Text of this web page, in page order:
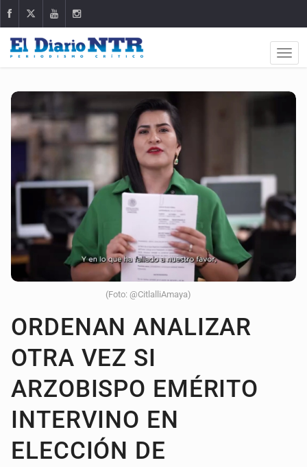
(Foto: @CitlalliAmaya)
ORDENAN ANALIZAR
OTRA VEZ SI
ARZOBISPO EMÉRITO
INTERVINO EN
ELECCIÓN DE